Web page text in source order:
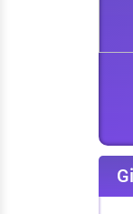
KHÁM PHÁ
Đặc trưng